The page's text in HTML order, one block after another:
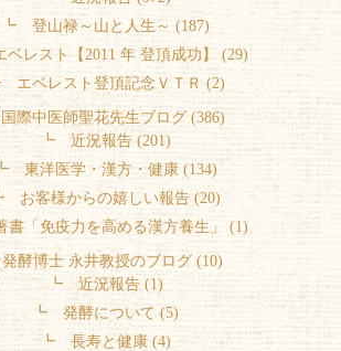
┗ 登山禄～山と人生～ (187)
レスト【2011 年 登頂成功】 (29)
エベレスト登頂記念ＶＴＲ (2)
際中医師聖花先生ブログ (386)
┗ 近況報告 (201)
┗ 東洋医学・漢方・健康 (134)
お客様からの嬉しい報告 (20)
「免疫力を高める漢方養生」 (1)
酵博士 永井教授のブログ (10)
┗ 近況報告 (1)
┗ 発酵について (5)
┗ 長寿と健康 (4)